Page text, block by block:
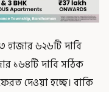
৬২৬টি দাবি
১৬৪টি দাবি সঠিক
দেওয়া হচ্ছে। বাকি